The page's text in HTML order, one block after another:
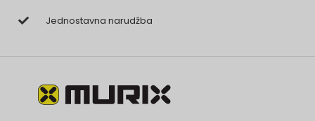
Jednostavna narudžba